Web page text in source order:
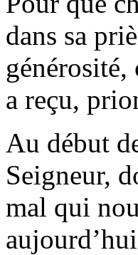
dans sa
générosité,
a reçu,
Au début
Seigneur,
mal qui